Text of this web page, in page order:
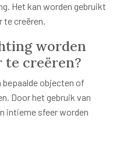
Het kan worden gebruikt
te creëren.
worden
te creëren?
objecten of
Door het gebruik van
intieme sfeer worden